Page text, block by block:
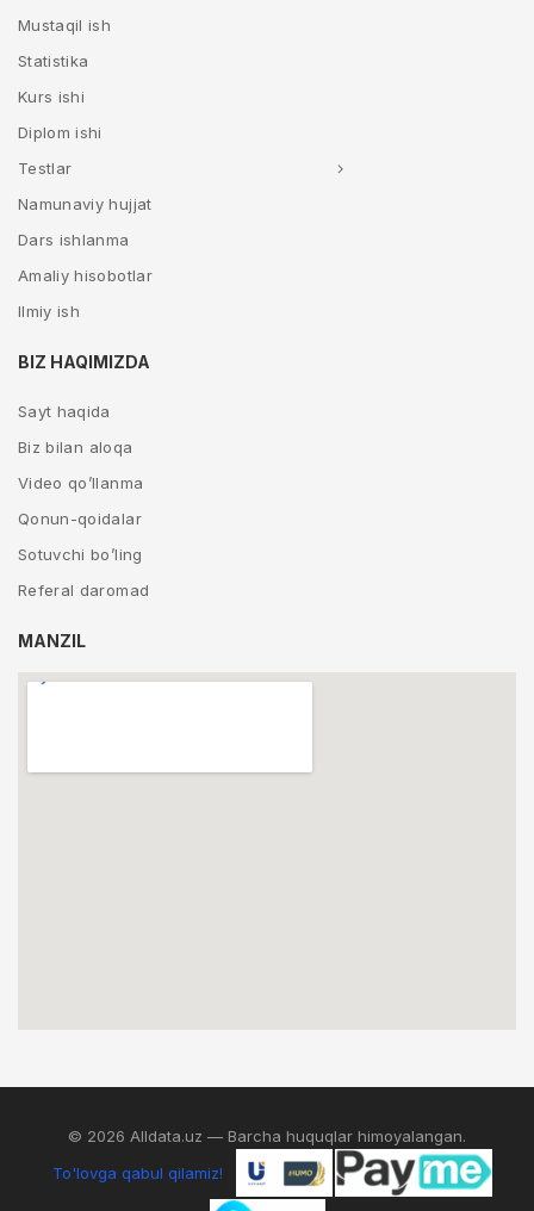
Mustaqil ish
Statistika
Kurs ishi
Diplom ishi
Testlar
Namunaviy hujjat
Dars ishlanma
Amaliy hisobotlar
Ilmiy ish
BIZ HAQIMIZDA
Sayt haqida
Biz bilan aloqa
Video qo’llanma
Qonun-qoidalar
Sotuvchi bo’ling
Referal daromad
MANZIL
© 2026 Alldata.uz — Barcha huquqlar himoyalangan.
To'lovga qabul qilamiz!